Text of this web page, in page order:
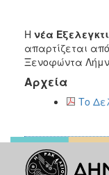
Η νέα
απαρτίζεται
Ξενοφώντα
Αρχεία
Το